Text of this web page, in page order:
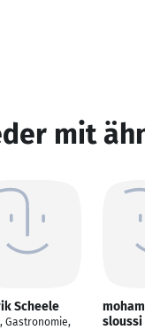
mit
Scheele
Gastronomie,
sloussi